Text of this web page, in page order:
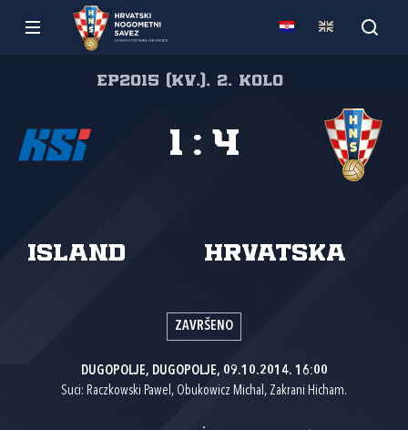
EP2015 (kv.), 2. kolo
Island Hrvatska
1 : 4
ZAVRŠENO
DUGOPOLJE, DUGOPOLJE, 09.10.2014. 16:00
Suci: Raczkowski Pawel, Obukowicz Michal, Zakrani Hicham.